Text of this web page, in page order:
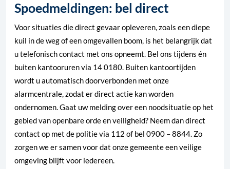
Spoedmeldingen: bel direct
Voor situaties die direct gevaar opleveren, zoals een diepe
kuil in de weg of een omgevallen boom, is het belangrijk dat
u telefonisch contact met ons opneemt. Bel ons tijdens én
buiten kantooruren via 14 0180. Buiten kantoortijden
wordt u automatisch doorverbonden met onze
alarmcentrale, zodat er direct actie kan worden
ondernomen. Gaat uw melding over een noodsituatie op het
gebied van openbare orde en veiligheid? Neem dan direct
contact op met de politie via 112 of bel 0900 – 8844. Zo
zorgen we er samen voor dat onze gemeente een veilige
omgeving blijft voor iedereen.